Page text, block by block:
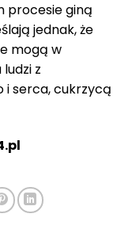
procesie giną
jednak, że
mogą w
z
i serca, cukrzycą